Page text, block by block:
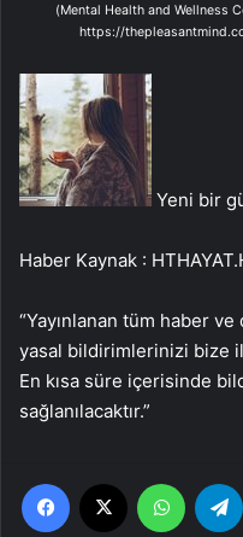
(Mental Health and Wellness
https://
Yeni bir
Haber Kaynak :
“Yayınlanan tüm haber
yasal bildirimlerinizi bize
En kısa süre içerisinde
sağlanılacaktır.”
Facebook